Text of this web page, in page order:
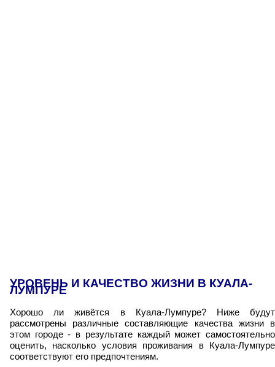
УРОВЕНЬ И КАЧЕСТВО ЖИЗНИ В КУАЛА-
ЛУМПУРЕ
Хорошо ли живётся в Куала-Лумпуре? Ниже будут
рассмотрены различные составляющие качества жизни в
этом городе - в результате каждый может самостоятельно
оценить, насколько условия проживания в Куала-Лумпуре
соответствуют его предпочтениям.